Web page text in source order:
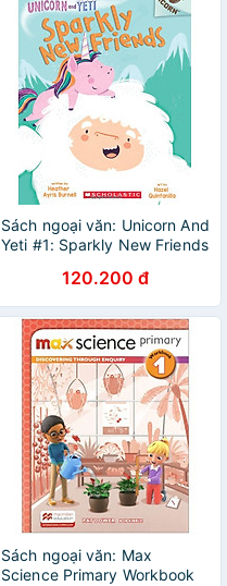
Sách ngoại văn: Unicorn And
Yeti #1: Sparkly New Friends
120.200 đ
Sách ngoại văn: Max
Science Primary Workbook